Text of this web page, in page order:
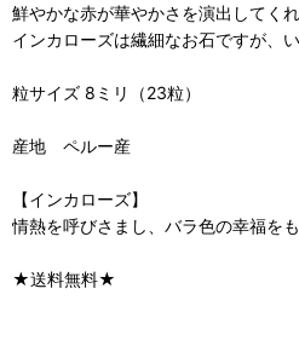
鮮やかな赤が華やかさを演出してくれ
インカローズは繊細なお石ですが、
粒サイズ 8ミリ（23粒）
産地 ペルー産
【インカローズ】
情熱を呼びさまし、バラ色の幸福を
★送料無料★